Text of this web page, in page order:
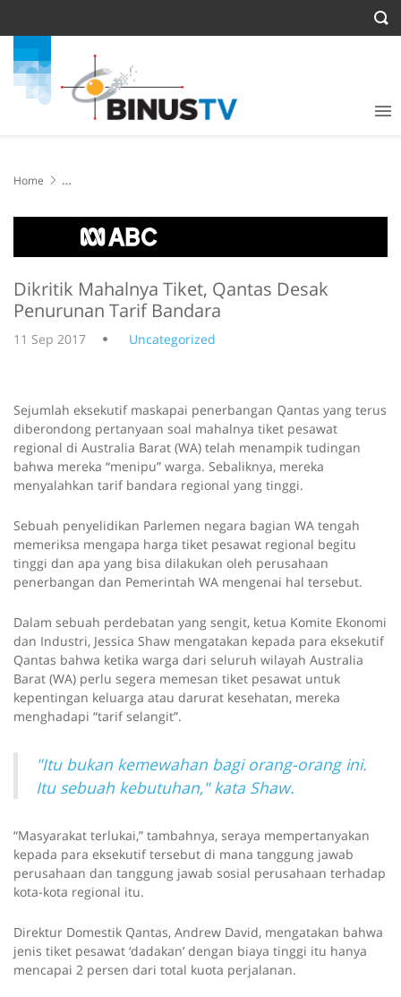
Home
Dikritik Mahalnya Tiket, Qantas Desak
Penurunan Tarif Bandara
11 Sep 2017 Uncategorized
Sejumlah eksekutif maskapai penerbangan Qantas yang terus
diberondong pertanyaan soal mahalnya tiket pesawat
regional di Australia Barat (WA) telah menampik tudingan
bahwa mereka “menipu” warga. Sebaliknya, mereka
menyalahkan tarif bandara regional yang tinggi.
Sebuah penyelidikan Parlemen negara bagian WA tengah
memeriksa mengapa harga tiket pesawat regional begitu
tinggi dan apa yang bisa dilakukan oleh perusahaan
penerbangan dan Pemerintah WA mengenai hal tersebut.
Dalam sebuah perdebatan yang sengit, ketua Komite Ekonomi
dan Industri, Jessica Shaw mengatakan kepada para eksekutif
Qantas bahwa ketika warga dari seluruh wilayah Australia
Barat (WA) perlu segera memesan tiket pesawat untuk
kepentingan keluarga atau darurat kesehatan, mereka
menghadapi “tarif selangit”.
"Itu bukan kemewahan bagi orang-orang ini.
Itu sebuah kebutuhan," kata Shaw.
“Masyarakat terlukai,” tambahnya, seraya mempertanyakan
kepada para eksekutif tersebut di mana tanggung jawab
perusahaan dan tanggung jawab sosial perusahaan terhadap
kota-kota regional itu.
Direktur Domestik Qantas, Andrew David, mengatakan bahwa
jenis tiket pesawat ‘dadakan’ dengan biaya tinggi itu hanya
mencapai 2 persen dari total kuota perjalanan.